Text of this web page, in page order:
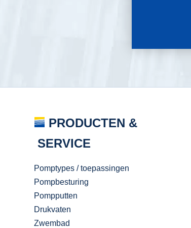
PRODUCTEN &
SERVICE
Pomptypes / toepassingen
Pompbesturing
Pompputten
Drukvaten
Zwembad